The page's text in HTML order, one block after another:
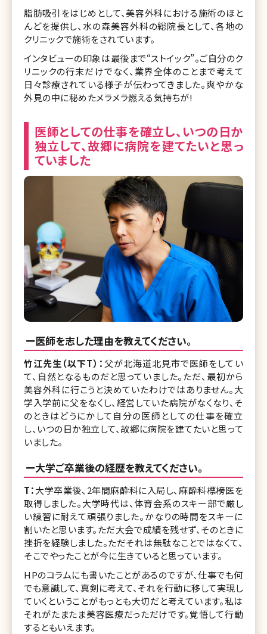
脂肪吸引をはじめとして、美容外科における施術のほと
んどを提供し、水の森美容外科の総院長として、各地の
クリニックで施術をされています。
インタビューの印象は最後まで“ストイック”。ご自分のク
リニックの行末だけでなく、業界全体のことまで考えて
日々診療されている様子が伝わってきました。爽やかな
外見の中に秘めたメラメラ燃える気持ちが!
医師としての仕事を確立し、いつの日か
独立して、故郷に病院を建てたいと思っ
ていました
ー医師を志した理由を教えてください。
竹江先生（以下T）： 父が北海道北見市で医師をしてい
て、自然となるものだと思っていました。ただ、最初から
美容外科に行こうと決めていたわけではありません。大
学入学前に父をなくし、経営していた病院がなくなり、そ
のときはどうにかして自分の医師としての仕事を確立
し、いつの日か独立して、故郷に病院を建てたいと思って
いました。
ー大学ご卒業後の経歴を教えてください。
T：大学卒業後、2年間麻酔科に入局し、麻酔科標榜医を
取得しました。大学時代は、体育会系のスキー部で厳し
い練習に耐えて頑張りました。かなりの時間をスキーに
割いたと思います。ただ大会で成績を残せず、そのときに
挫折を経験しました。ただそれは無駄なことではなくて、
そこでやったことが今に生きていると思っています。
HPのコラムにも書いたことがあるのですが、仕事でも何
でも意識して、真剣に考えて、それを行動に移して実現し
ていくということがもっとも大切だと考えています。私は
それがたまたま美容医療だっただけです。覚悟して行動
するともいえます。